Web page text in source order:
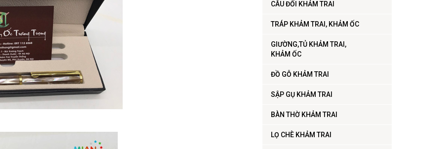
CÂU ĐỐI KHẢM TRAI
TRÁP KHẢM TRAI, KHẢM ỐC
GIƯỜNG,TỦ KHẢM TRAI,
KHẢM ỐC
ĐỒ GỖ KHẢM TRAI
SẬP GỤ KHẢM TRAI
BÀN THỜ KHẢM TRAI
LỌ CHÈ KHẢM TRAI